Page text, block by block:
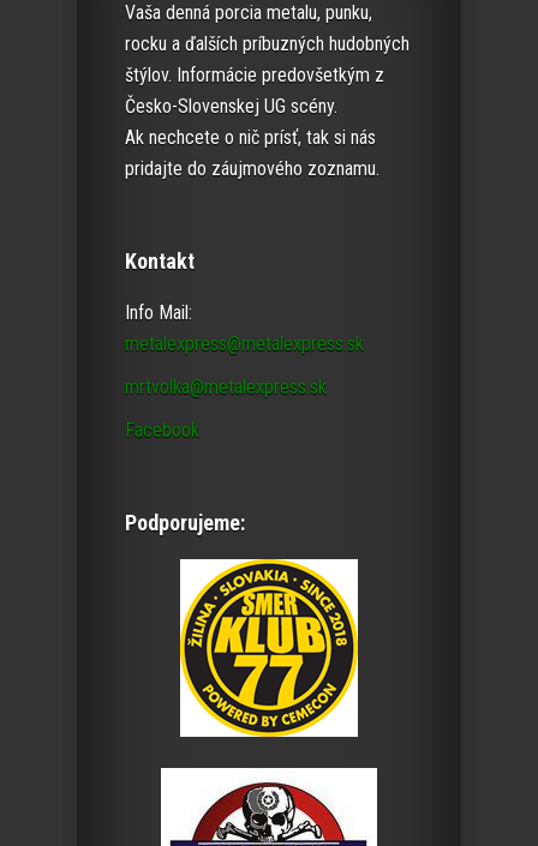
Vaša denná porcia metalu, punku,
rocku a ďalších príbuzných hudobných
štýlov. Informácie predovšetkým z
Česko-Slovenskej UG scény.
Ak nechcete o nič prísť, tak si nás
pridajte do záujmového zoznamu.
Kontakt
Info Mail:
metalexpress@metalexpress.sk
mrtvolka@metalexpress.sk
Facebook
Podporujeme: